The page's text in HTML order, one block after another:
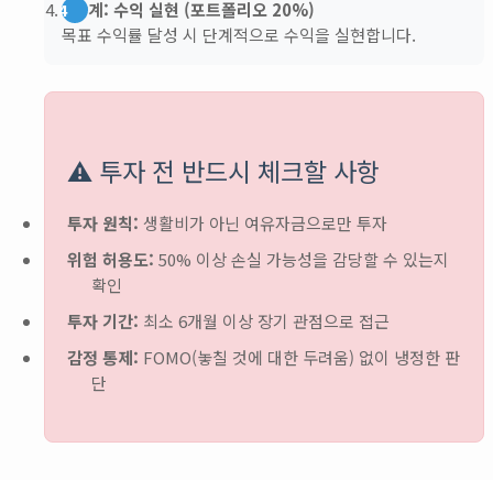
4단계: 수익 실현 (포트폴리오 20%)
목표 수익률 달성 시 단계적으로 수익을 실현합니다.
⚠️ 투자 전 반드시 체크할 사항
투자 원칙: 생활비가 아닌 여유자금으로만 투자
위험 허용도: 50% 이상 손실 가능성을 감당할 수 있는지
확인
투자 기간: 최소 6개월 이상 장기 관점으로 접근
감정 통제: FOMO(놓칠 것에 대한 두려움) 없이 냉정한 판
단